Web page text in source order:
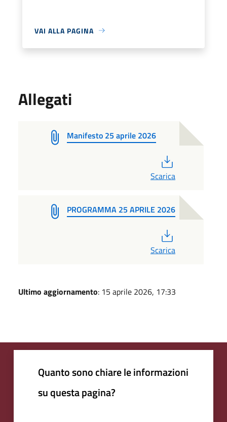
VAI ALLA PAGINA
Allegati
Manifesto 25 aprile 2026
Scarica
PROGRAMMA 25 APRILE 2026
Scarica
Ultimo aggiornamento: 15 aprile 2026, 17:33
Quanto sono chiare le informazioni
su questa pagina?